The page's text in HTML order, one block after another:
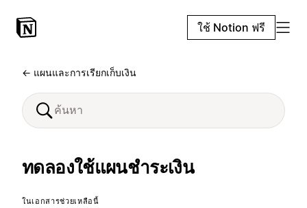
ใช้ Notion ฟรี
← แผนและการเรียกเก็บเงิน
ทดลองใช้แผนชำระเงิน
ในเอกสารช่วยเหลือนี้